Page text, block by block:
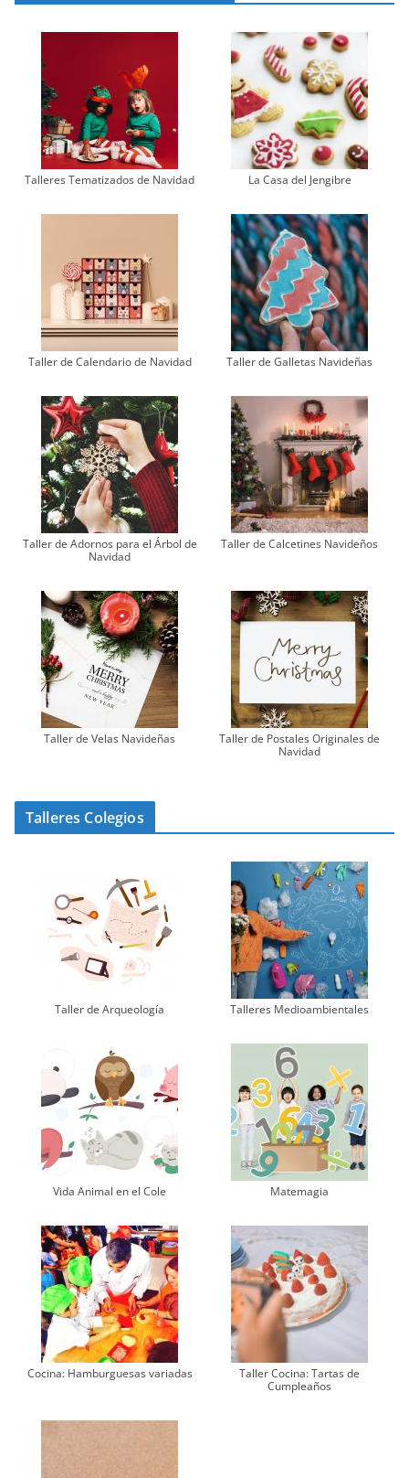
Talleres Tematizados de Navidad La Casa del Jengibre
Taller de Calendario de Navidad Taller de Galletas Navideñas
Taller de Adornos para el Árbol de
Navidad
Taller de Calcetines Navideños
Taller de Velas Navideñas
Taller de Postales Originales de
Navidad
Talleres Colegios
Taller de Arqueología Talleres Medioambientales
Vida Animal en el Cole Matemagia
Cocina: Hamburguesas variadas
Taller Cocina: Tartas de
Cumpleaños